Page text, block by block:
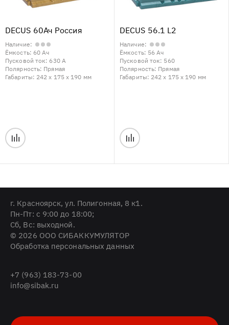
DECUS 60Ач Россия
Наличие:
Ёмкость: 60 Ач
Пусковой ток: 630 А
Полярность: Прямая
Габариты: 242 x 175 x 190 мм
DECUS 56.1 L2
Наличие:
Ёмкость: 56 Ач
Пусковой ток: 560
Полярность: Прямая
Габариты: 242 x 175 x 190 мм
г. Красноярск, ул. Полигонная, 8 к1.
Пн-Пт: с 9:00 до 18:00;
Cб, Вс: выходной.
© 2026 ООО СИБАККУМУЛЯТОР
Обработка персональных данных
+7 (963) 183-73-00
info@sibak.ru